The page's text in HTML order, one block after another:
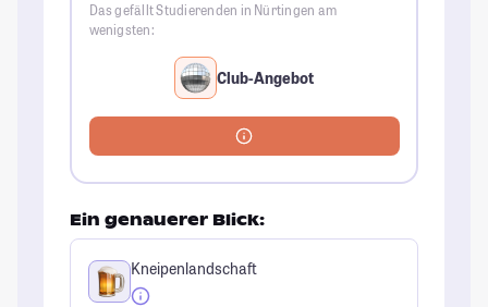
Das gefällt Studierenden in Nürtingen am
wenigsten:
Club-Angebot
Ein genauerer Blick:
Kneipenlandschaft